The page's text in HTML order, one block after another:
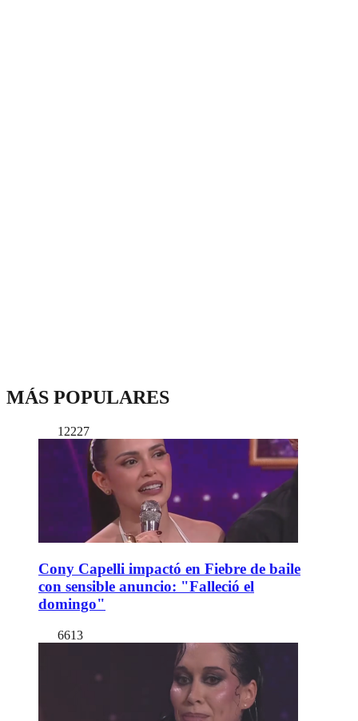
MÁS POPULARES
12227
Cony Capelli impactó en Fiebre de baile
con sensible anuncio: "Falleció el
domingo"
6613